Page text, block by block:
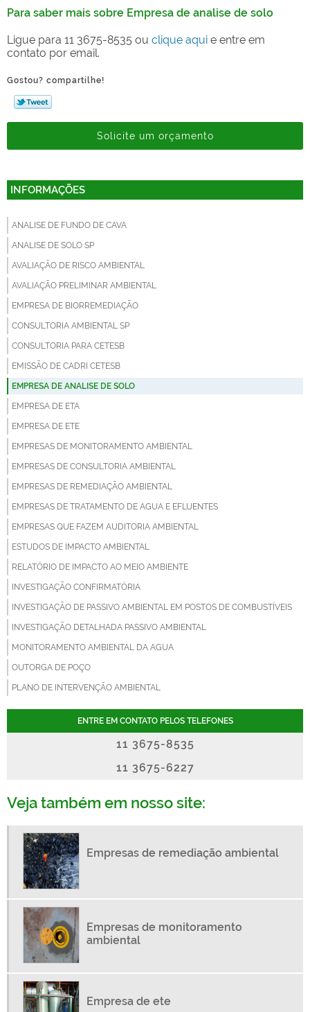
Para saber mais sobre Empresa de analise de solo
Ligue para 11 3675-8535 ou clique aqui e entre em
contato por email.
Gostou? compartilhe!
Solicite um orçamento
INFORMAÇÕES
ANALISE DE FUNDO DE CAVA
ANALISE DE SOLO SP
AVALIAÇÃO DE RISCO AMBIENTAL
AVALIAÇÃO PRELIMINAR AMBIENTAL
EMPRESA DE BIORREMEDIAÇÃO
CONSULTORIA AMBIENTAL SP
CONSULTORIA PARA CETESB
EMISSÃO DE CADRI CETESB
EMPRESA DE ANALISE DE SOLO
EMPRESA DE ETA
EMPRESA DE ETE
EMPRESAS DE MONITORAMENTO AMBIENTAL
EMPRESAS DE CONSULTORIA AMBIENTAL
EMPRESAS DE REMEDIAÇÃO AMBIENTAL
EMPRESAS DE TRATAMENTO DE AGUA E EFLUENTES
EMPRESAS QUE FAZEM AUDITORIA AMBIENTAL
ESTUDOS DE IMPACTO AMBIENTAL
RELATÓRIO DE IMPACTO AO MEIO AMBIENTE
INVESTIGAÇÃO CONFIRMATÓRIA
INVESTIGAÇÃO DE PASSIVO AMBIENTAL EM POSTOS DE COMBUSTÍVEIS
INVESTIGAÇÃO DETALHADA PASSIVO AMBIENTAL
MONITORAMENTO AMBIENTAL DA AGUA
OUTORGA DE POÇO
PLANO DE INTERVENÇÃO AMBIENTAL
PLANOS DE RECUPERAÇÃO DE AREAS DEGRADADAS
SISTEMA DE REUSO DE AGUA DA CHUVA
REMEDIAÇÃO AMBIENTAL SP
OUTORGA DE POÇO ARTESIANO SP
OUTORGA DE POÇO ARTESIANO
SISTEMA DE REUTILIZAÇÃO DE ÁGUA
CONSULTORIA E AUDITORIA AMBIENTAL
AVALIAÇÃO AMBIENTAL CONFIRMATÓRIA
AVALIAÇÃO AMBIENTAL PRELIMINAR
AVALIAÇÃO PRELIMINAR E INVESTIGAÇÃO CONFIRMATÓRIA
CONSULTORIA AMBIENTAL SP CAPITAL
ENTRE EM CONTATO PELOS TELEFONES
11 3675-8535
11 3675-6227
Veja também em nosso site:
Empresas de remediação ambiental
Empresas de monitoramento
ambiental
Empresa de ete